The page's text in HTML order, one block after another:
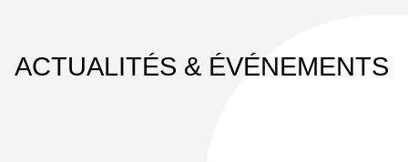
ACTUALITÉS & ÉVÉNEMENTS